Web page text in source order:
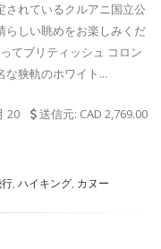
れているクルアニ国立公
らしい眺めをお楽しみくだ
てブリティッシュ コロン
な狭軌のホワイト...
20 送信元: CAD 2,769.00
, ハイキング, カヌー